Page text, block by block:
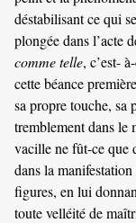
déstabilisant ce qui
plongée dans l’acte
comme telle, c’est-
cette béance
sa propre touche, sa
tremblement dans le
vacille ne fût-ce que
dans la
figures, en lui
toute velléité de